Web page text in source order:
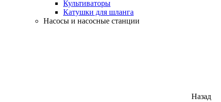
Культиваторы
Катушки для шланга
Насосы и насосные станции
Назад